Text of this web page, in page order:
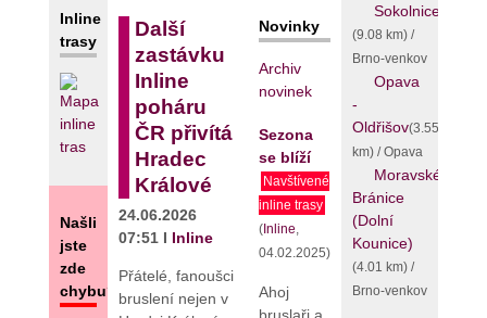
Inline
trasy
Našli
jste
zde
chybu?
Další
zastávku
Inline
poháru
ČR přivítá
Hradec
Králové
24.06.2026
07:51 I Inline
Přátelé, fanoušci
bruslení nejen v
Novinky
Archiv
novinek
Sezona
se blíží
Navštívené
inline trasy
(Inline,
04.02.2025)
Ahoj
Sokolnice
(9.08 km) /
Brno-venkov
Opava
-
Oldřišov(3.55
km) / Opava
Moravské
Bránice
(Dolní
Kounice)
(4.01 km) /
Brno-venkov